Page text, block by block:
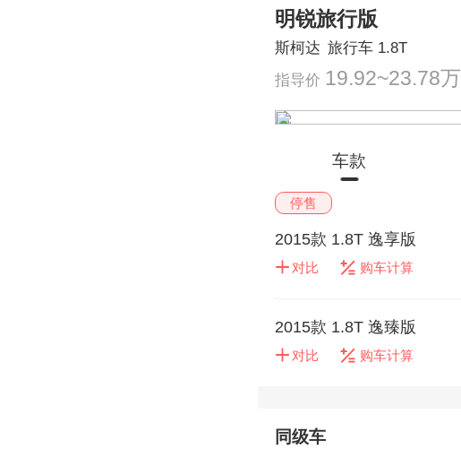
明锐旅行版
斯柯达 旅行车 1.8T
指导价 19.92~23.78万
车款
停售
2015款 1.8T 逸享版
对比 购车计算
2015款 1.8T 逸臻版
对比 购车计算
同级车